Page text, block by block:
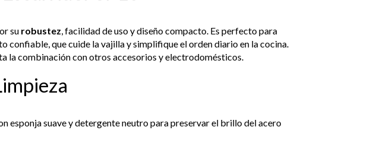
su robustez , facilidad de uso y diseño compacto. Es perfecto para
confiable, que cuide la vajilla y simplifique el orden diario en la cocina.
la combinación con otros accesorios y electrodomésticos.
esponja suave y detergente neutro para preservar el brillo del acero